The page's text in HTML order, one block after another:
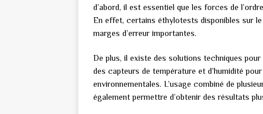
d’abord, il est essentiel que les forces de
En effet, certains éthylotests disponibles sur
marges d’erreur importantes.
De plus, il existe des solutions techniques
des capteurs de température et d’humidité
environnementales. L’usage combiné de
également permettre d’obtenir des résultats